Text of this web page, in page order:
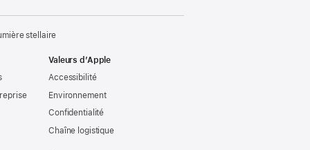
stellaire
Valeurs d’Apple
Accessibilité
Environnement
Confidentialité
Chaîne logistique